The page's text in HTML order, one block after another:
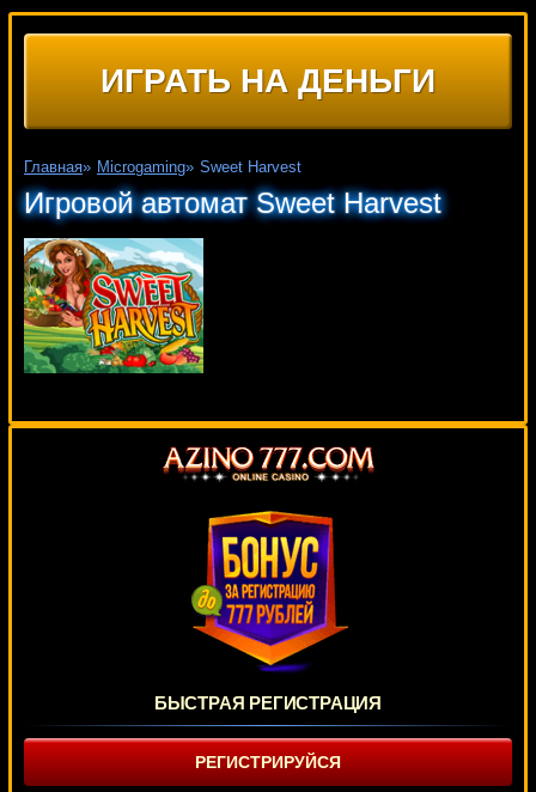
ИГРАТЬ НА ДЕНЬГИ
Главная» Microgaming» Sweet Harvest
Игровой автомат Sweet Harvest
БЫСТРАЯ РЕГИСТРАЦИЯ
РЕГИСТРИРУЙСЯ